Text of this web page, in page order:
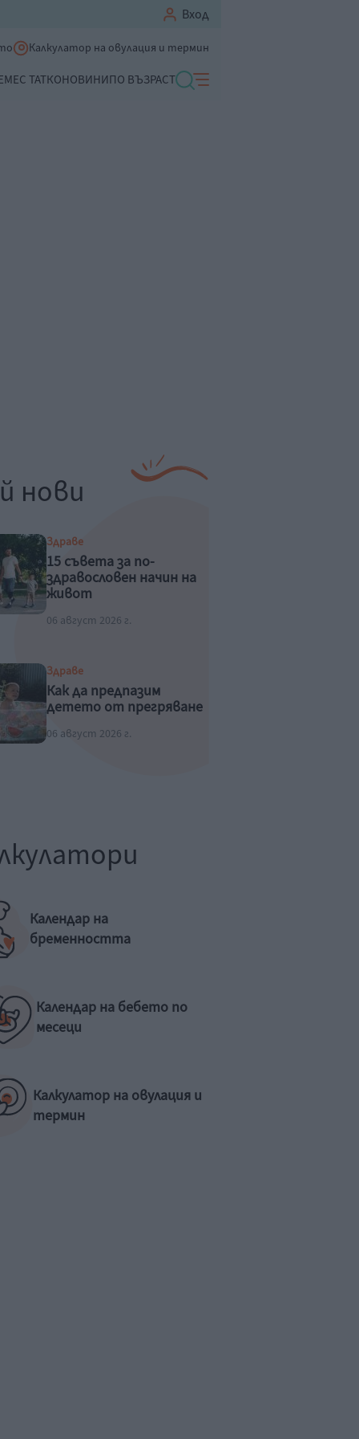
Вход
Калкулатор на овулация и термин
С ТАТКОНОВИНИПО ВЪЗРАСТ
нови
Здраве
15 съвета за по-
здравословен начин на
живот
06 август 2026 г.
Здраве
Как да предпазим
детето от прегряване
06 август 2026 г.
Календар на
бременността
Календар на бебето по
месеци
Калкулатор на овулация и
термин